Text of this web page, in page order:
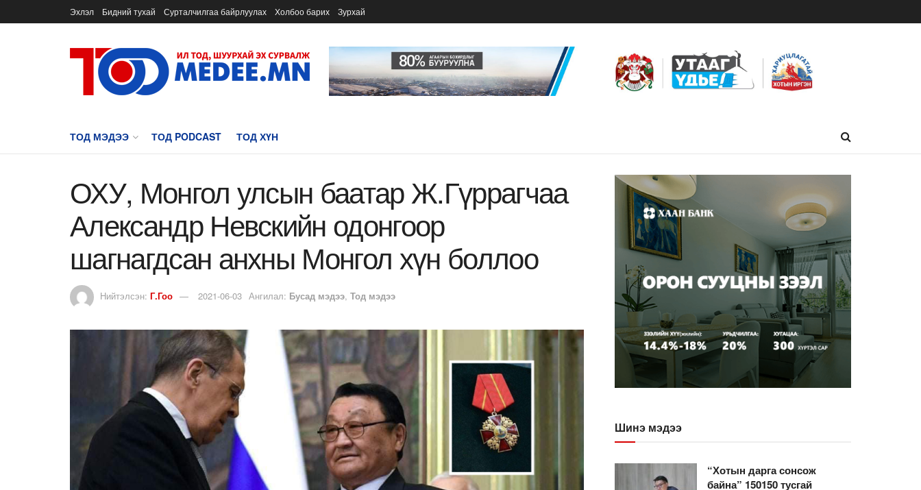
Эхлэл Бидний тухай Сурталчилгаа байрлуулах Холбоо барих Зурхай
ТОД МЭДЭЭ ТОД PODCAST ТОД ХҮН
ОХУ, Монгол улсын баатар Ж.Гүррагчаа
Александр Невскийн одонгоор
шагнагдсан анхны Монгол хүн боллоо
Нийтэлсэн: Г.Гоо 2021-06-03 Ангилал: Бусад мэдээ, Тод мэдээ
Шинэ мэдээ
“Хотын дарга сонсож
байна” 150150 тусгай